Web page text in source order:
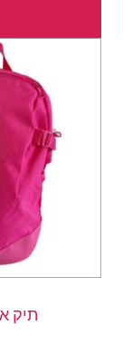
תיק